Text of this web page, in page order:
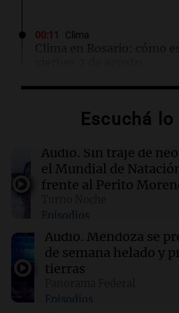
00:11 Clima
Clima en Rosario: cómo
Incendio en Cuernavaca
00:05 Política y Economía
Ley de Propiedad
extranjeros
00:05
Clima en CABA: cómo
Escuchá
Audio. Sin traje de
el Mundial de
frente al Perito
Episodios
Audio. Mendoza se
de semana helado y
tierras
Episodios